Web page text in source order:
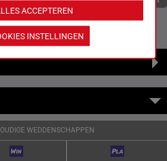
WEDDENSCHAPPEN
ACCEPTEREN
INSTELLINGEN